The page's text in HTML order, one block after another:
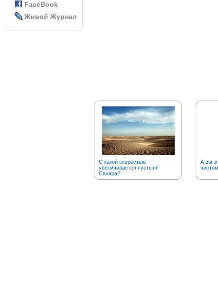
FaceBook
Живой Журнал
С какой скоростью
увеличивается пустыня
Сахара?
А вы